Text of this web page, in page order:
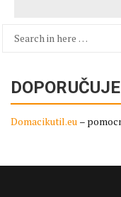
Search
Domacikutil.eu –